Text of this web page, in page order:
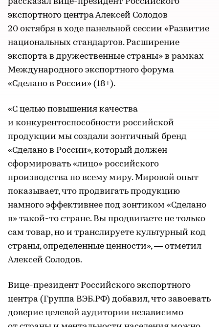
экспортного центра Алексей Солодов
20 октября в ходе панельной сессии «Развитие
национальных стандартов. Расширение
экспорта в дружественные страны» в рамках
Международного экспортного форума
«Сделано в России» (18+).
«С целью повышения качества
и конкурентоспособности российской
продукции мы создали зонтичный бренд
«Сделано в России», который должен
сформировать «лицо» российского
производства по всему миру. Мировой опыт
показывает, что продвигать продукцию
намного эффективнее под зонтиком «Сделано
в» такой-то стране. Вы продвигаете не только
сам товар, но и транслируете культурный код
страны, определенные ценности», — отметил
Алексей Солодов.
Вице-президент Российского экспортного
центра (Группа ВЭБ.РФ) добавил, что завоевать
доверие целевой аудитории независимо